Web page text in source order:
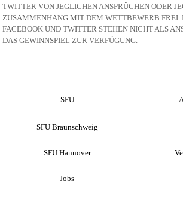
TWITTER VON JEGLICHEN ANSPRÜCHEN ODER
ZUSAMMENHANG MIT DEM WETTBEWERB FREI.
FACEBOOK UND TWITTER STEHEN NICHT ALS
DAS GEWINNSPIEL ZUR VERFÜGUNG.
SFU
SFU Braunschweig
SFU Hannover
Jobs